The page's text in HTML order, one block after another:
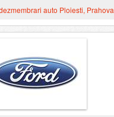
auto Ploiesti, Prahova